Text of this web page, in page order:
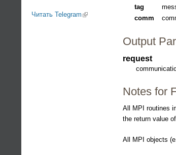
tag
comm
Output
request
Notes for
All MPI routines
the return value
All MPI objects
Читать Telegram (link is external)